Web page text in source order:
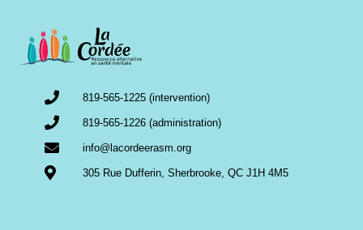
819-565-1225 (intervention)
819-565-1226 (administration)
info@lacordeerasm.org
305 Rue Dufferin, Sherbrooke, QC J1H 4M5